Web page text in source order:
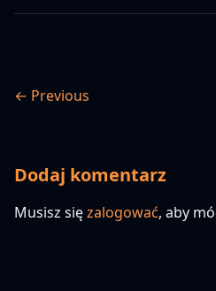
← Previous
Dodaj komentarz
Musisz sięzalogować, aby